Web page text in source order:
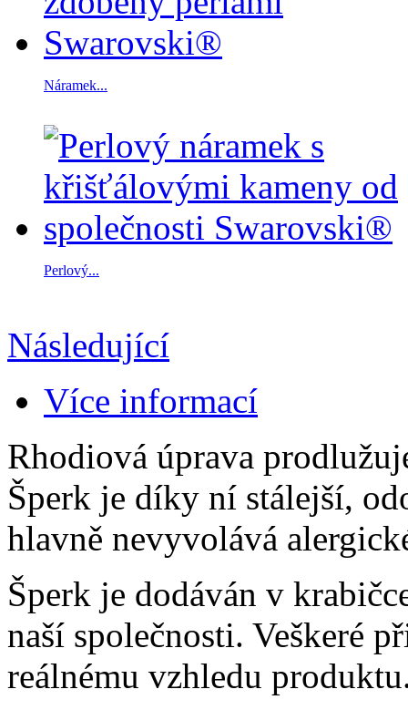
Náramek...
Perlový...
Následující
Více informací
Rhodiová úprava
Šperk je díky ní stálejší,
hlavně nevyvolává
Šperk je dodáván v
naší společnosti. Veškeré
reálnému vzhledu